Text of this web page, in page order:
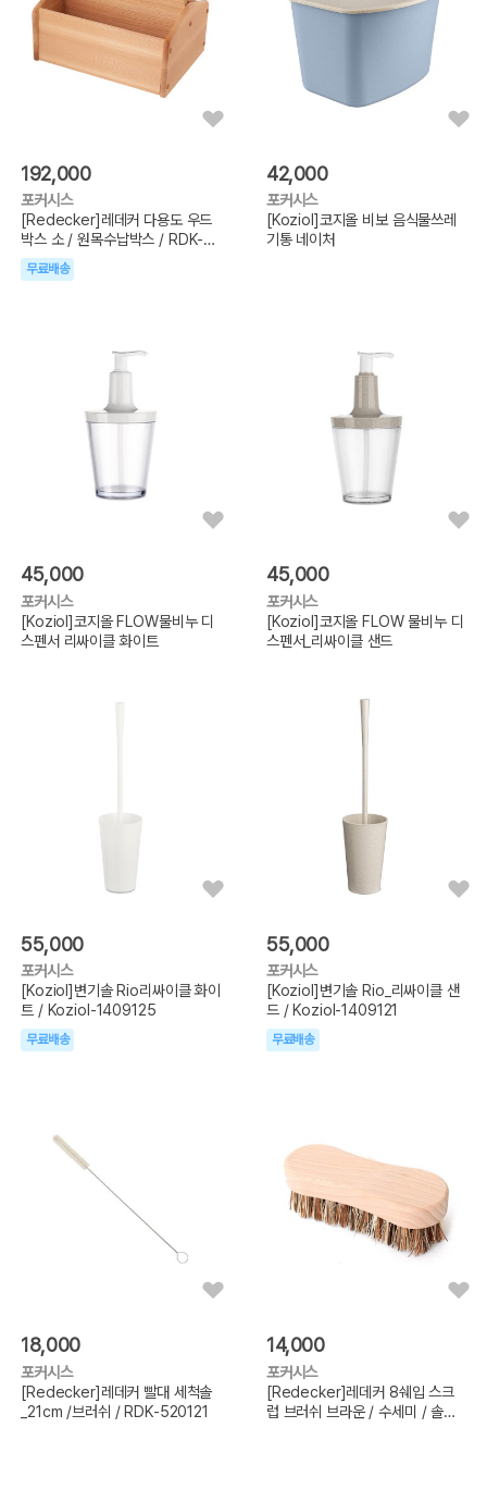
192,000
포커시스
[Redecker]레데커 다용도 우드
박스 소 / 원목수납박스 / RDK-
380001
무료배송
42,000
포커시스
[Koziol]코지올 비보 음식물쓰레
기통 네이처
45,000
포커시스
[Koziol]코지올 FLOW물비누 디
스펜서 리싸이클 화이트
45,000
포커시스
[Koziol]코지올 FLOW 물비누 디
스펜서_리싸이클 샌드
55,000
포커시스
[Koziol]변기솔 Rio리싸이클 화이
트 / Koziol-1409125
무료배송
55,000
포커시스
[Koziol]변기솔 Rio_리싸이클 샌
드 / Koziol-1409121
무료배송
18,000
포커시스
[Redecker]레데커 빨대 세척솔
_21cm /브러쉬 / RDK-520121
14,000
포커시스
[Redecker]레데커 8쉐입 스크
럽 브러쉬 브라운 / 수세미 / 솔